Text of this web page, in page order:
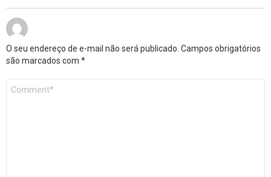
O seu endereço de e-mail não será publicado. Campos obrigatórios
são marcados com *